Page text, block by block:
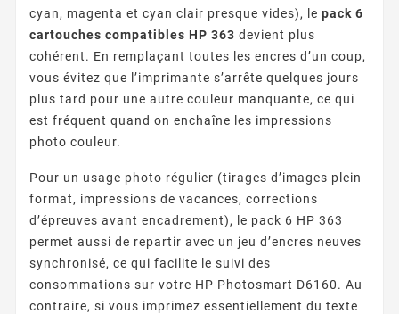
cyan, magenta et cyan clair presque vides), le pack 6
cartouches compatibles HP 363 devient plus
cohérent. En remplaçant toutes les encres d’un coup,
vous évitez que l’imprimante s’arrête quelques jours
plus tard pour une autre couleur manquante, ce qui
est fréquent quand on enchaîne les impressions
photo couleur.
Pour un usage photo régulier (tirages d’images plein
format, impressions de vacances, corrections
d’épreuves avant encadrement), le pack 6 HP 363
permet aussi de repartir avec un jeu d’encres neuves
synchronisé, ce qui facilite le suivi des
consommations sur votre HP Photosmart D6160. Au
contraire, si vous imprimez essentiellement du texte